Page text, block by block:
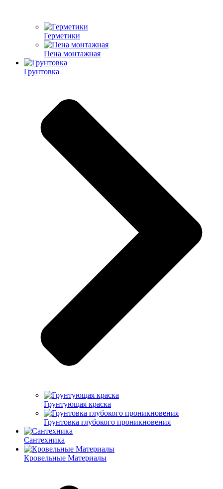
Герметики
Пена монтажная
Грунтовка
Грунтующая краска
Грунтовка глубокого проникновения
Сантехника
Кровельные Материалы